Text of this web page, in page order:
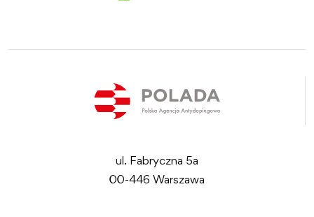
ul. Fabryczna 5a
00-446 Warszawa